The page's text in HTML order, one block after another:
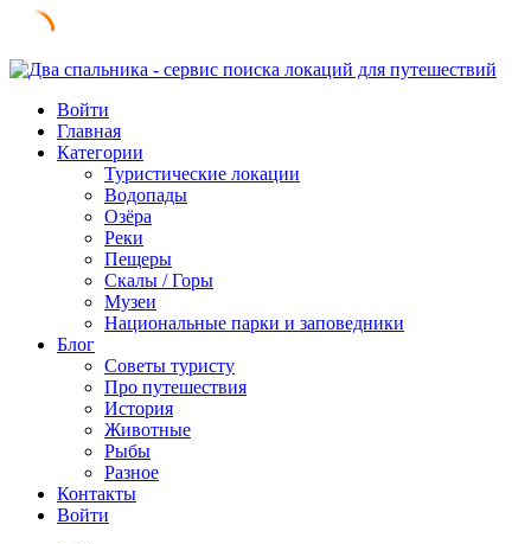
Skip
contentВойти
Главная
Категории
Туристические локации
Водопады
Озёра
Реки
Пещеры
Скалы / Горы
Музеи
Национальные парки и заповедники
Блог
Советы туристу
Про путешествия
История
Животные
Рыбы
Разное
Контакты
Войти